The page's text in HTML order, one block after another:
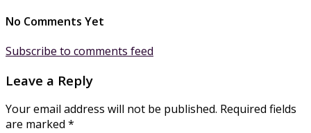
No Comments Yet
Subscribe to comments feed
Leave a Reply
Your email address will not be published. Required fields
are marked *